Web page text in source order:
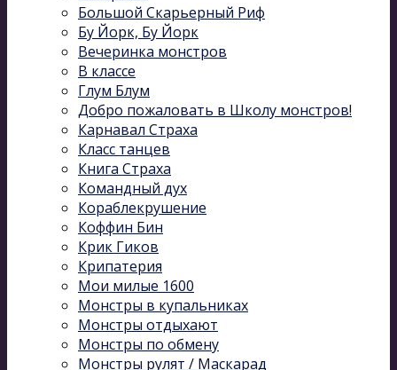
Большой Скарьерный Риф
Бу Йорк, Бу Йорк
Вечеринка монстров
В классе
Глум Блум
Добро пожаловать в Школу монстров!
Карнавал Cтраха
Класс танцев
Книга Страха
Командный дух
Кораблекрушение
Коффин Бин
Крик Гиков
Крипатерия
Мои милые 1600
Монстры в купальниках
Монстры отдыхают
Монстры по обмену
Монстры рулят / Маскарад